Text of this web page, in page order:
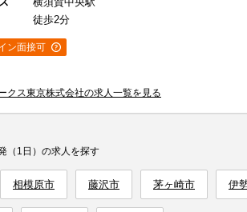
徒歩2分
ン面接可
クス東京株式会社の求人一覧を見る
（1日）の求人を探す
相模原市 藤沢市 茅ヶ崎市 伊